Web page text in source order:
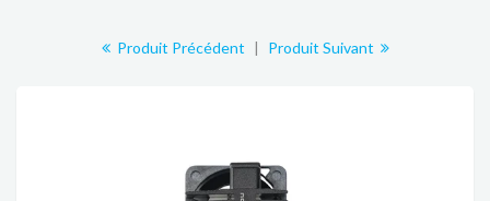
Produit Précédent | Produit Suivant